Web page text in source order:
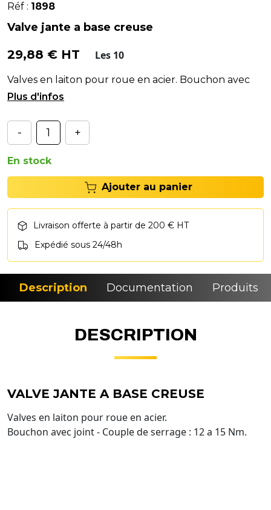
Réf : 1898
Valve jante a base creuse
29,88 € HT Les 10
Valves en laiton pour roue en acier. Bouchon avec
joint - Couple de serrage : 12 a 15 Nm.
- +
En stock
Ajouter au panier
Livraison offerte à partir de 200 € HT
Expédié sous 24/48h
Description Documentation Produits
DESCRIPTION
VALVE JANTE A BASE CREUSE
Valves en laiton pour roue en acier.
Bouchon avec joint - Couple de serrage : 12 a 15 Nm.